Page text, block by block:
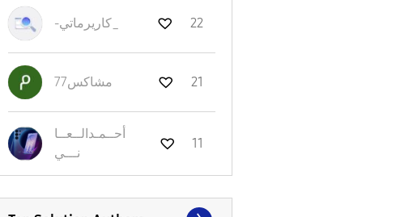
-كاريرماتي_ 22
مشاكس77 21
أحــمـدالــعــا
نـــي
11